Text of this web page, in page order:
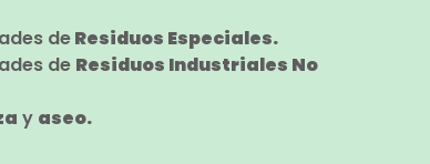
deResiduos Especiales.
de Residuos Industriales No
y aseo.